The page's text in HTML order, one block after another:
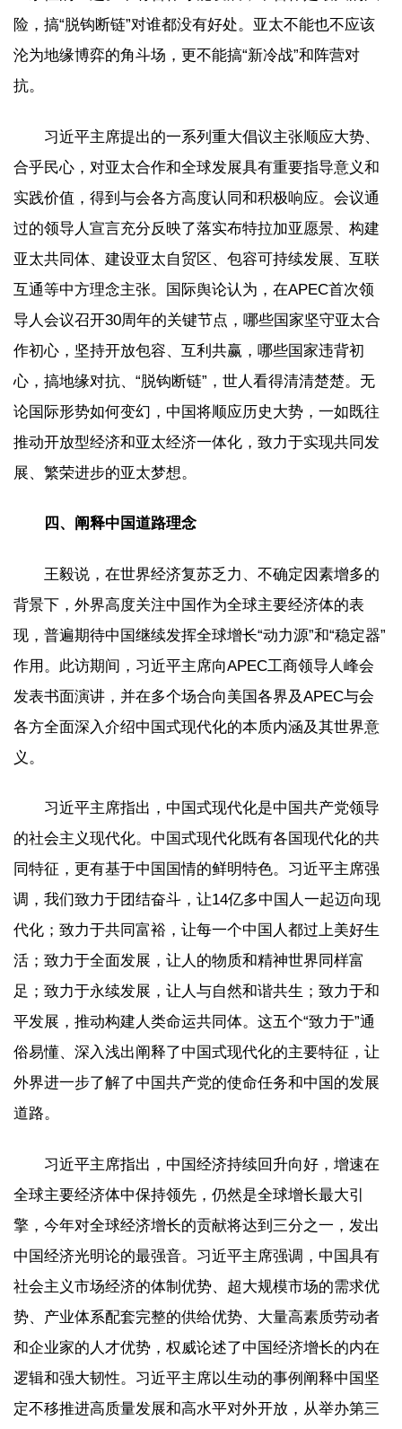
险，搞“脱钩断链”对谁都没有好处。亚太不能也不应该
沦为地缘博弈的角斗场，更不能搞“新冷战”和阵营对
抗。
习近平主席提出的一系列重大倡议主张顺应大势、
合乎民心，对亚太合作和全球发展具有重要指导意义和
实践价值，得到与会各方高度认同和积极响应。会议通
过的领导人宣言充分反映了落实布特拉加亚愿景、构建
亚太共同体、建设亚太自贸区、包容可持续发展、互联
互通等中方理念主张。国际舆论认为，在APEC首次领
导人会议召开30周年的关键节点，哪些国家坚守亚太合
作初心，坚持开放包容、互利共赢，哪些国家违背初
心，搞地缘对抗、“脱钩断链”，世人看得清清楚楚。无
论国际形势如何变幻，中国将顺应历史大势，一如既往
推动开放型经济和亚太经济一体化，致力于实现共同发
展、繁荣进步的亚太梦想。
四、阐释中国道路理念
王毅说，在世界经济复苏乏力、不确定因素增多的
背景下，外界高度关注中国作为全球主要经济体的表
现，普遍期待中国继续发挥全球增长“动力源”和“稳定器”
作用。此访期间，习近平主席向APEC工商领导人峰会
发表书面演讲，并在多个场合向美国各界及APEC与会
各方全面深入介绍中国式现代化的本质内涵及其世界意
义。
习近平主席指出，中国式现代化是中国共产党领导
的社会主义现代化。中国式现代化既有各国现代化的共
同特征，更有基于中国国情的鲜明特色。习近平主席强
调，我们致力于团结奋斗，让14亿多中国人一起迈向现
代化；致力于共同富裕，让每一个中国人都过上美好生
活；致力于全面发展，让人的物质和精神世界同样富
足；致力于永续发展，让人与自然和谐共生；致力于和
平发展，推动构建人类命运共同体。这五个“致力于”通
俗易懂、深入浅出阐释了中国式现代化的主要特征，让
外界进一步了解了中国共产党的使命任务和中国的发展
道路。
习近平主席指出，中国经济持续回升向好，增速在
全球主要经济体中保持领先，仍然是全球增长最大引
擎，今年对全球经济增长的贡献将达到三分之一，发出
中国经济光明论的最强音。习近平主席强调，中国具有
社会主义市场经济的体制优势、超大规模市场的需求优
势、产业体系配套完整的供给优势、大量高素质劳动者
和企业家的人才优势，权威论述了中国经济增长的内在
逻辑和强大韧性。习近平主席以生动的事例阐释中国坚
定不移推进高质量发展和高水平对外开放，从举办第三